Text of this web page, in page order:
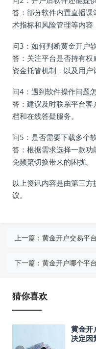
答：部分软件内置直播
术指标和风险管理等内容
问3：如何判断黄金开户
答：关注平台是否持有
资金托管机制，以及用户
问4：遇到软件操作问题
答：建议及时联系平台
档和在线答疑服务。
问5：是否需要下载多个
答：根据需求选择一款
免频繁切换带来的困扰。
以上资讯内容是由第三
议。
上一篇： 黄金开户交易平
下一篇： 黄金开户哪个平
猜你喜欢
黄金开
决定因